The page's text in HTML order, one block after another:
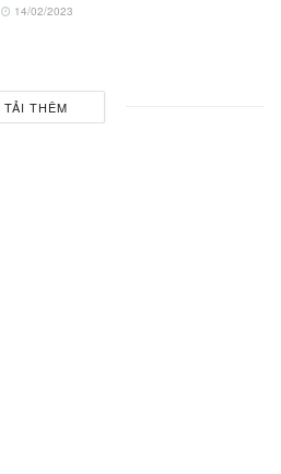
14/02/2023
TẢI THÊM